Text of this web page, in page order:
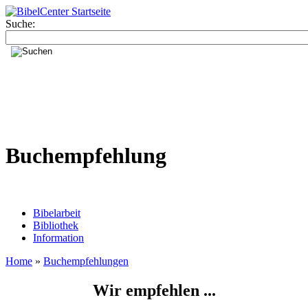
Suche:
Buchempfehlung
Bibelarbeit
Bibliothek
Information
Home » Buchempfehlungen
Wir empfehlen ...